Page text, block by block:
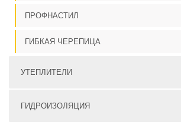
ПРОФНАСТИЛ
ГИБКАЯ ЧЕРЕПИЦА
УТЕПЛИТЕЛИ
ГИДРОИЗОЛЯЦИЯ